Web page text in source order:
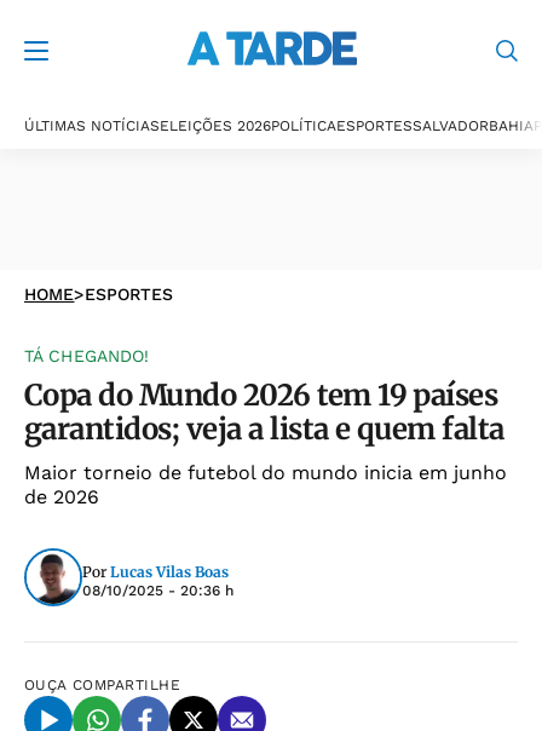
ÚLTIMAS NOTÍCIASELEIÇÕES 2026POLÍTICAESPORTESSALVADORBAHIA
HOME>ESPORTES
TÁ CHEGANDO!
Copa do Mundo 2026 tem 19 países
garantidos; veja a lista e quem falta
Maior torneio de futebol do mundo inicia em junho
de 2026
Por Lucas Vilas Boas
08/10/2025 - 20:36 h
OUÇA COMPARTILHE